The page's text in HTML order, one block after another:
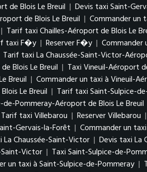
de Blois Le Breuil | Devis taxi Saint-
de Blois Le Breuil | Commander un
| Tarif taxi Chailles-Aéroport de Blois Le
taxi F�y | Reserver F�y |
Tarif taxi La Chaussée-Saint-Victor-
Blois Le Breuil | Taxi Vineuil-Aéroport
Breuil | Commander un taxi à Vineuil-
Le Breuil | Tarif taxi Saint-Sulpice-
Pommeray-Aéroport de Blois Le Breuil
Tarif taxi Villebarou | Reserver Villebarou |
Gervais-la-Forêt | Commander un
La Chaussée-Saint-Victor | Devis taxi La
Saint-Victor | Taxi Saint-Sulpice-de-
un taxi à Saint-Sulpice-de-Pommeray |